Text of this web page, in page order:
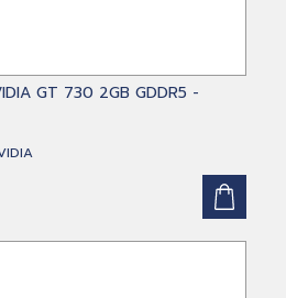
GT 730 2GB GDDR5 -